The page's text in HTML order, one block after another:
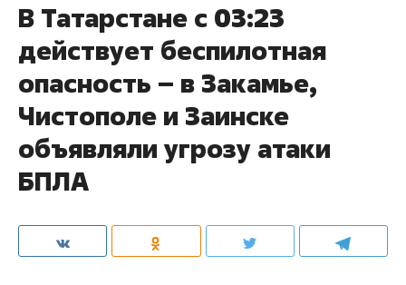
В Татарстане с 03:23
действует беспилотная
опасность – в Закамье,
Чистополе и Заинске
объявляли угрозу атаки
БПЛА